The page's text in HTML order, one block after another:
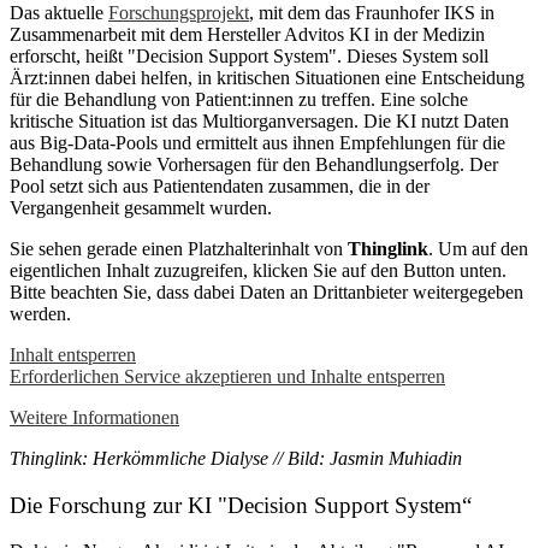
Das aktuelle Forschungsprojekt, mit dem das Fraunhofer IKS in
Zusammenarbeit mit dem Hersteller Advitos KI in der Medizin
erforscht, heißt "Decision Support System". Dieses System soll
Ärzt:innen dabei helfen, in kritischen Situationen eine Entscheidung
für die Behandlung von Patient:innen zu treffen. Eine solche
kritische Situation ist das Multiorganversagen. Die KI nutzt Daten
aus Big-Data-Pools und ermittelt aus ihnen Empfehlungen für die
Behandlung sowie Vorhersagen für den Behandlungserfolg. Der
Pool setzt sich aus Patientendaten zusammen, die in der
Vergangenheit gesammelt wurden.
Sie sehen gerade einen Platzhalterinhalt von Thinglink. Um auf den
eigentlichen Inhalt zuzugreifen, klicken Sie auf den Button unten.
Bitte beachten Sie, dass dabei Daten an Drittanbieter weitergegeben
werden.
Inhalt entsperren
Erforderlichen Service akzeptieren und Inhalte entsperren
Weitere Informationen
Thinglink: Herkömmliche Dialyse // Bild: Jasmin Muhiadin
Die Forschung zur KI "Decision Support System“